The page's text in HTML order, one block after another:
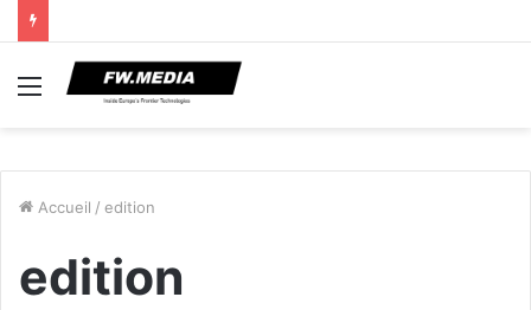
Menu
Accueil / edition
edition